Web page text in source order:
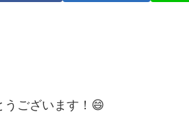
うございます！😄